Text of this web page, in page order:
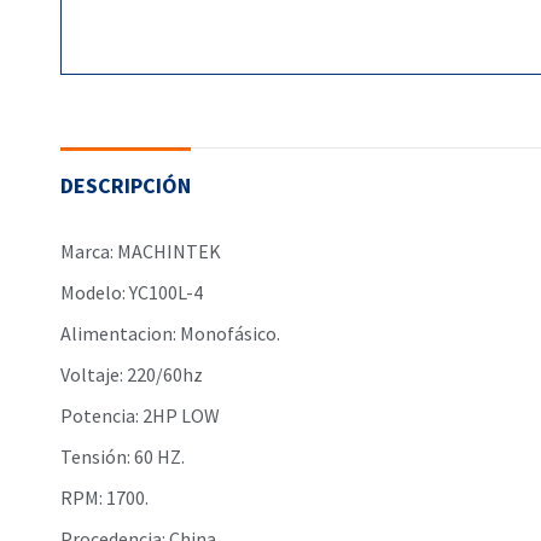
DESCRIPCIÓN
Marca: MACHINTEK
Modelo: YC100L-4
Alimentacion: Monofásico.
Voltaje: 220/60hz
Potencia: 2HP LOW
Tensión: 60 HZ.
RPM: 1700.